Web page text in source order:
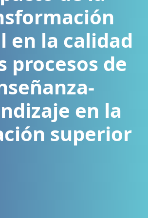
en la calidad
procesos de
en la
superior